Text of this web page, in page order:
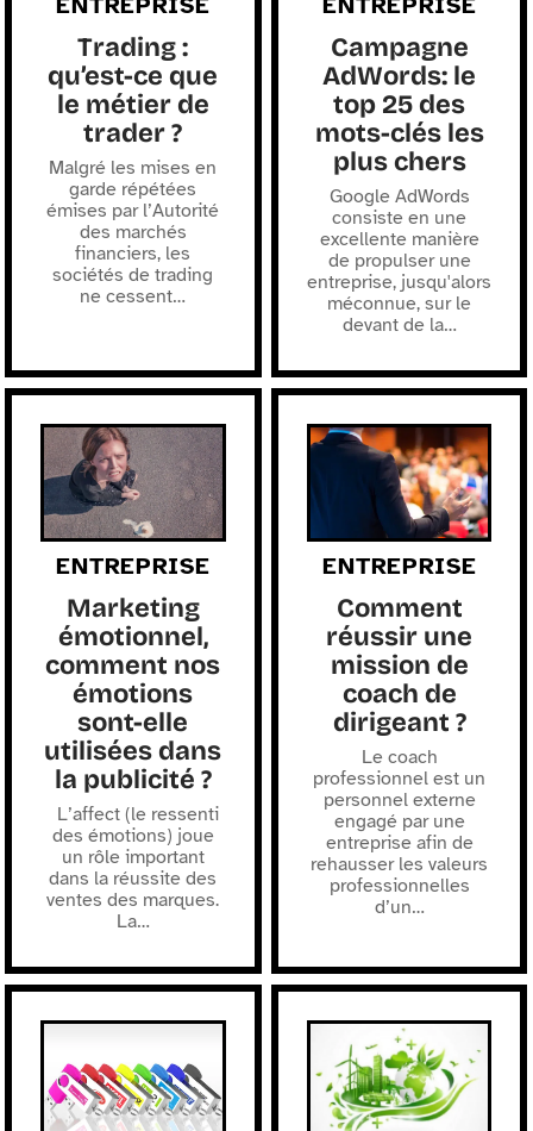
Trading :
qu’est-ce que
le métier de
trader ?
Malgré les mises en
garde répétées
émises par l’Autorité
des marchés
financiers, les
sociétés de trading
ne cessent…
Campagne
AdWords: le
top 25 des
mots-clés les
plus chers
Google AdWords
consiste en une
excellente manière
de propulser une
entreprise, jusqu'alors
méconnue, sur le
devant de la…
ENTREPRISE
Marketing
émotionnel,
comment nos
émotions
sont-elle
utilisées dans
la publicité ?
L’affect (le ressenti
des émotions) joue
un rôle important
dans la réussite des
ventes des marques.
La…
ENTREPRISE
Comment
réussir une
mission de
coach de
dirigeant ?
Le coach
professionnel est un
personnel externe
engagé par une
entreprise afin de
rehausser les valeurs
professionnelles
d’un…